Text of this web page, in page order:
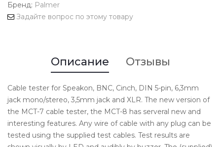
Бренд: Palmer
Задайте вопрос по этому товару
Описание Отзывы
Cable tester for Speakon, BNC, Cinch, DIN 5-pin, 6,3mm
jack mono/stereo, 3,5mm jack and XLR. The new version of
the MCT-7 cable tester, the MCT-8 has serveral new and
interesting features. Any wire of cable with any plug can be
tested using the supplied test cables. Test results are